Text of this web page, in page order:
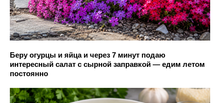
Беру огурцы и яйца и через 7 минут подаю
интересный салат с сырной заправкой — едим летом
постоянно